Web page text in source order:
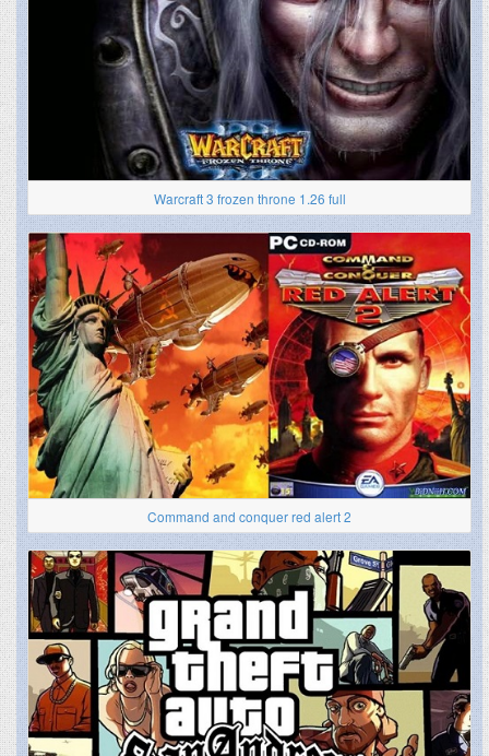
Warcraft 3 frozen throne 1.26 full
Command and conquer red alert 2